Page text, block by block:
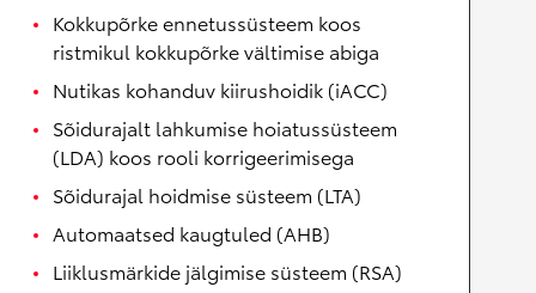
Kokkupõrke ennetussüsteem koos
ristmikul kokkupõrke vältimise abiga
Nutikas kohanduv kiirushoidik (iACC)
Sõidurajalt lahkumise hoiatussüsteem
(LDA) koos rooli korrigeerimisega
Sõidurajal hoidmise süsteem (LTA)
Automaatsed kaugtuled (AHB)
Liiklusmärkide jälgimise süsteem (RSA)